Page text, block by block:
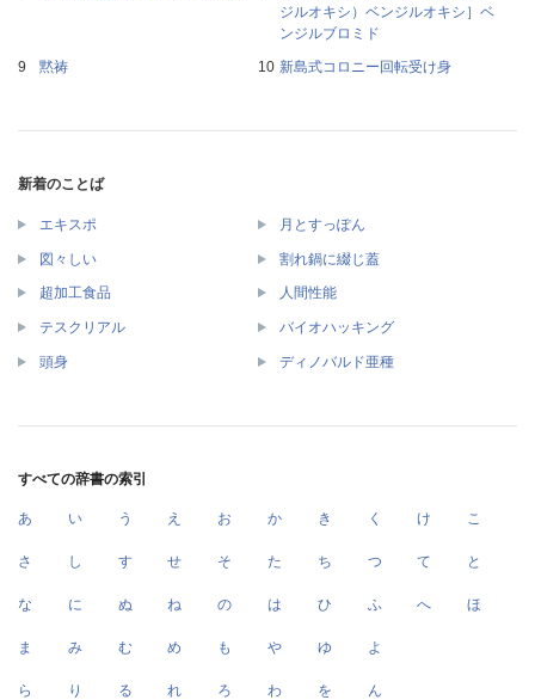
ジルオキシ）ベンジルオキシ］ベ
ンジルブロミド
黙祷
新島式コロニー回転受け身
新着のことば
エキスポ 月とすっぽん
図々しい 割れ鍋に綴じ蓋
超加工食品 人間性能
テスクリアル バイオハッキング
頭身 ディノバルド亜種
すべての辞書の索引
あ い う え お か き く け こ
さ し す せ そ た ち つ て と
な に ぬ ね の は ひ ふ へ ほ
ま み む め も や ゆ よ
ら り る れ ろ わ を ん